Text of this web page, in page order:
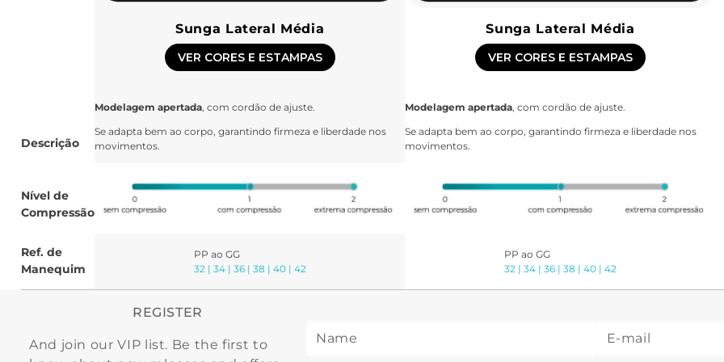
Descrição
Nível de
Compressão
Ref. de
Manequim
Sunga Lateral Média
VER CORES E ESTAMPAS
Modelagem apertada , com cordão de ajuste.
Se adapta bem ao corpo, garantindo firmeza e liberdade nos
movimentos.
PP ao GG
32 | 34 | 36 | 38 | 40 | 42
Sunga Lateral Média
VER CORES E ESTAMPAS
Modelagem apertada, com cordão de ajuste.
Se adapta bem ao corpo, garantindo firmeza e liberdade nos
movimentos.
PP ao GG
32 | 34 | 36 | 38 | 40 | 42
REGISTER
And join our VIP list. Be the first to